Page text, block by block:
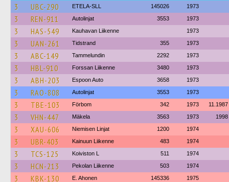
3 UBC-290 ETELA-SLL 145026 1973
3 REN-911 Autolinjat 3553 1973
3 HAS-549 Kauhavan Liikenne 1973
3 UAN-261 Tidstrand 355 1973
3 ABC-149 Tammelundin 2292 1973
3 HBL-910 Forssan Liikenne 3480 1973
3 ABH-203 Espoon Auto 3658 1973
3 RAO-808 Autolinjat 3553 1973
3 TBE-103 Förbom 342 1973 11.1987
3 VHN-447 Mäkela 3563 1973 1998
3 XAU-606 Niemisen Linjat 1200 1974
3 UBR-403 Kainuun Liikenne 483 1974
3 TCS-125 Koiviston L 511 1974
3 HCN-213 Pekolan Liikenne 503 1974
3 KBK-130 E. Ahonen 145336 1975